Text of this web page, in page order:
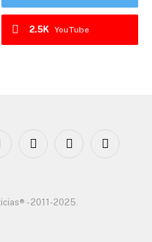
YouTube
2.5K
WhatsAppTikTok Threads
- 2011-2025.